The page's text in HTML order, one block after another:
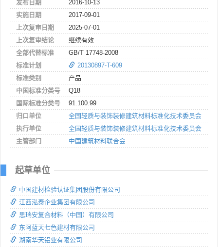
发布日期
2016-10-13
实施日期
2017-09-01
上次复审日期
2025-07-01
上次复审结论
继续有效
全部代替标准
GB/T 17748-2008
标准计划
20130897-T-609
标准类别
产品
中国标准分类号
Q18
国际标准分类号
91.100.99
归口单位
全国轻质与装饰装修建筑材料标准化技术委员会
执行单位
全国轻质与装饰装修建筑材料标准化技术委员会
主管部门
中国建筑材料联合会
起草单位
中国建材检验认证集团股份有限公司
江西泓泰企业集团有限公司
思瑞安复合材料（中国）有限公司
东阿蓝天七色建材有限公司
湖南华天铝业有限公司